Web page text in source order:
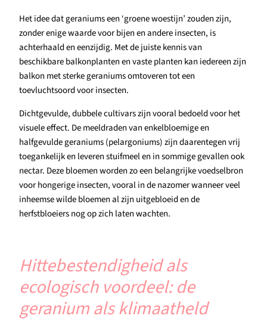
Het idee dat geraniums een ‘groene woestijn’ zouden zijn,
zonder enige waarde voor bijen en andere insecten, is
achterhaald en eenzijdig. Met de juiste kennis van
beschikbare balkonplanten en vaste planten kan iedereen zijn
balkon met sterke geraniums omtoveren tot een
toevluchtsoord voor insecten.
Dichtgevulde, dubbele cultivars zijn vooral bedoeld voor het
visuele effect. De meeldraden van enkelbloemige en
halfgevulde geraniums (pelargoniums) zijn daarentegen vrij
toegankelijk en leveren stuifmeel en in sommige gevallen ook
nectar. Deze bloemen worden zo een belangrijke voedselbron
voor hongerige insecten, vooral in de nazomer wanneer veel
inheemse wilde bloemen al zijn uitgebloeid en de
herfstbloeiers nog op zich laten wachten.
Hittebestendigheid als
ecologisch voordeel: de
geranium als klimaatheld